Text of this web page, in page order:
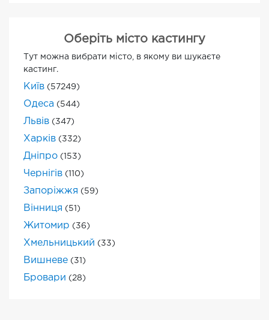
Оберіть місто кастингу
Тут можна вибрати місто, в якому ви шукаєте
кастинг.
Київ (57249)
Одеса (544)
Львів (347)
Харків (332)
Дніпро (153)
Чернігів (110)
Запоріжжя (59)
Вінниця (51)
Житомир (36)
Хмельницький (33)
Вишневе (31)
Бровари (28)